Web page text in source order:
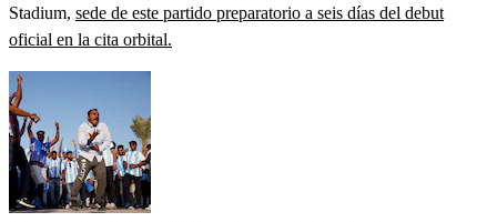
Stadium, sede de este partido preparatorio a seis días del debut
oficial en la cita orbital.